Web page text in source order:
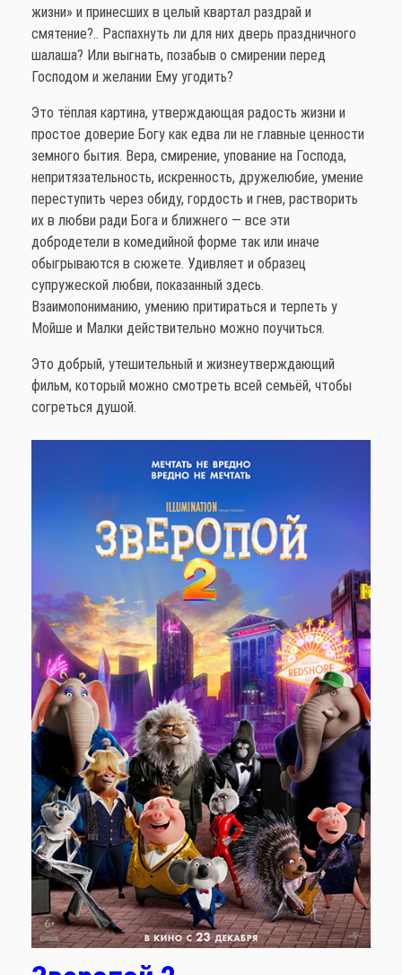
жизни» и принесших в целый квартал раздрай и
смятение?.. Распахнуть ли для них дверь праздничного
шалаша? Или выгнать, позабыв о смирении перед
Господом и желании Ему угодить?
Это тёплая картина, утверждающая радость жизни и
простое доверие Богу как едва ли не главные ценности
земного бытия. Вера, смирение, упование на Господа,
непритязательность, искренность, дружелюбие, умение
переступить через обиду, гордость и гнев, растворить
их в любви ради Бога и ближнего — все эти
добродетели в комедийной форме так или иначе
обыгрываются в сюжете. Удивляет и образец
супружеской любви, показанный здесь.
Взаимопониманию, умению притираться и терпеть у
Мойше и Малки действительно можно поучиться.
Это добрый, утешительный и жизнеутверждающий
фильм, который можно смотреть всей семьёй, чтобы
согреться душой.